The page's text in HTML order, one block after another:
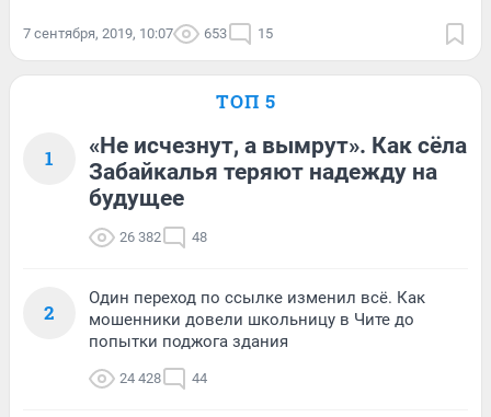
7 сентября, 2019, 10:07 653 15
ТОП 5
1
«Не исчезнут, а вымрут». Как сёла
Забайкалья теряют надежду на
будущее
26 382 48
2
Один переход по ссылке изменил всё. Как
мошенники довели школьницу в Чите до
попытки поджога здания
24 428 44